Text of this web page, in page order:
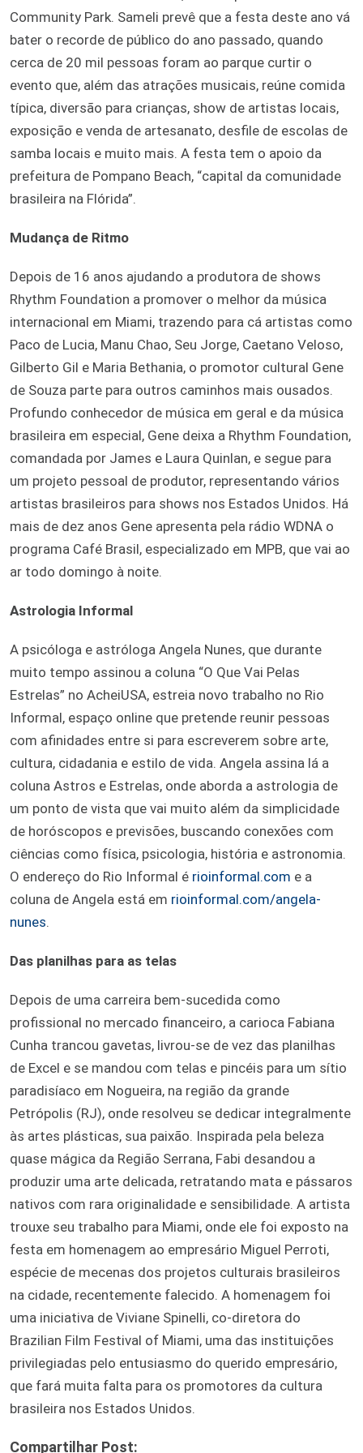
Community Park. Sameli prevê que a festa deste ano vá
bater o recorde de público do ano passado, quando
cerca de 20 mil pessoas foram ao parque curtir o
evento que, além das atrações musicais, reúne comida
típica, diversão para crianças, show de artistas locais,
exposição e venda de artesanato, desfile de escolas de
samba locais e muito mais. A festa tem o apoio da
prefeitura de Pompano Beach, “capital da comunidade
brasileira na Flórida”.
Mudança de Ritmo
Depois de 16 anos ajudando a produtora de shows
Rhythm Foundation a promover o melhor da música
internacional em Miami, trazendo para cá artistas como
Paco de Lucia, Manu Chao, Seu Jorge, Caetano Veloso,
Gilberto Gil e Maria Bethania, o promotor cultural Gene
de Souza parte para outros caminhos mais ousados.
Profundo conhecedor de música em geral e da música
brasileira em especial, Gene deixa a Rhythm Foundation,
comandada por James e Laura Quinlan, e segue para
um projeto pessoal de produtor, representando vários
artistas brasileiros para shows nos Estados Unidos. Há
mais de dez anos Gene apresenta pela rádio WDNA o
programa Café Brasil, especializado em MPB, que vai ao
ar todo domingo à noite.
Astrologia Informal
A psicóloga e astróloga Angela Nunes, que durante
muito tempo assinou a coluna “O Que Vai Pelas
Estrelas” no AcheiUSA, estreia novo trabalho no Rio
Informal, espaço online que pretende reunir pessoas
com afinidades entre si para escreverem sobre arte,
cultura, cidadania e estilo de vida. Angela assina lá a
coluna Astros e Estrelas, onde aborda a astrologia de
um ponto de vista que vai muito além da simplicidade
de horóscopos e previsões, buscando conexões com
ciências como física, psicologia, história e astronomia.
O endereço do Rio Informal é rioinformal.com e a
coluna de Angela está em rioinformal.com/angela-
nunes.
Das planilhas para as telas
Depois de uma carreira bem-sucedida como
profissional no mercado financeiro, a carioca Fabiana
Cunha trancou gavetas, livrou-se de vez das planilhas
de Excel e se mandou com telas e pincéis para um sítio
paradisíaco em Nogueira, na região da grande
Petrópolis (RJ), onde resolveu se dedicar integralmente
às artes plásticas, sua paixão. Inspirada pela beleza
quase mágica da Região Serrana, Fabi desandou a
produzir uma arte delicada, retratando mata e pássaros
nativos com rara originalidade e sensibilidade. A artista
trouxe seu trabalho para Miami, onde ele foi exposto na
festa em homenagem ao empresário Miguel Perroti,
espécie de mecenas dos projetos culturais brasileiros
na cidade, recentemente falecido. A homenagem foi
uma iniciativa de Viviane Spinelli, co-diretora do
Brazilian Film Festival of Miami, uma das instituições
privilegiadas pelo entusiasmo do querido empresário,
que fará muita falta para os promotores da cultura
brasileira nos Estados Unidos.
Compartilhar Post: